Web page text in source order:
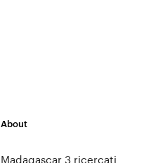
About
Madagascar 3 ricercati